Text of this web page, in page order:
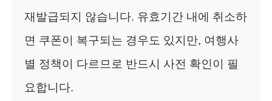
재발급되지 않습니다. 유효기간 내에 취소하
면 쿠폰이 복구되는 경우도 있지만, 여행사
별 정책이 다르므로 반드시 사전 확인이 필
요합니다.